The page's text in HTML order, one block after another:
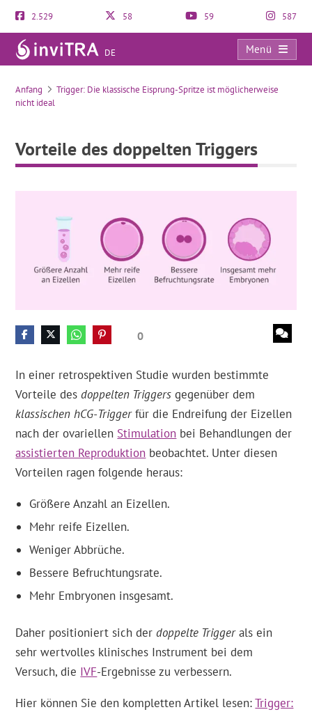
2.529 58 59 587
DE
Menü
Vorteile des doppelten Triggers
Anfang
Trigger: Die klassische Eisprung-Spritze ist möglicherweise
nicht ideal
Vorteile des doppelten Triggers
0
In einer retrospektiven Studie wurden bestimmte
Vorteile desdoppelten Triggers gegenüber dem
klassischen hCG-Triggerfür die Endreifung der Eizellen
nach der ovariellen Stimulation bei Behandlungen der
assistierten Reproduktion beobachtet. Unter diesen
Vorteilen ragen folgende heraus:
Größere Anzahl an Eizellen.
Mehr reife Eizellen.
Weniger Abbrüche.
Bessere Befruchtungsrate.
Mehr Embryonen insgesamt.
Daher positioniert sich derdoppelte Triggerals ein
sehr wertvolles klinisches Instrument bei dem
Versuch, die IVF-Ergebnisse zu verbessern.
Hier können Sie den kompletten Artikel lesen:Trigger: